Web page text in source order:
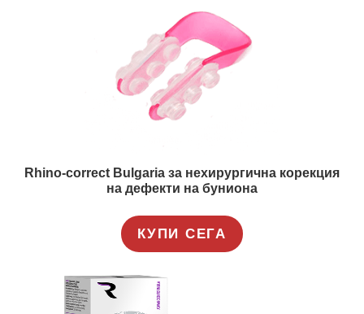
Rhino-correct Bulgaria за нехирургична корекция
на дефекти на буниона
КУПИ СЕГА